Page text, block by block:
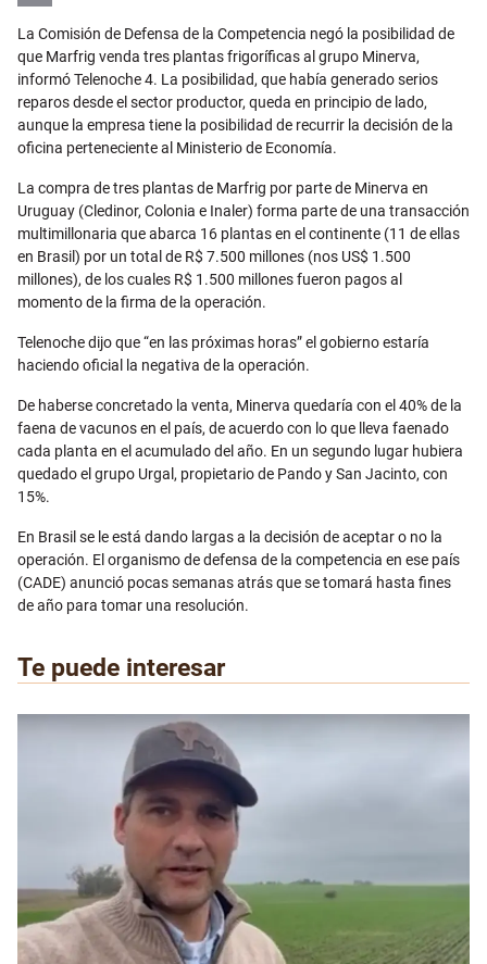
La Comisión de Defensa de la Competencia negó la posibilidad de
que Marfrig venda tres plantas frigoríficas al grupo Minerva,
informó Telenoche 4. La posibilidad, que había generado serios
reparos desde el sector productor, queda en principio de lado,
aunque la empresa tiene la posibilidad de recurrir la decisión de la
oficina perteneciente al Ministerio de Economía.
La compra de tres plantas de Marfrig por parte de Minerva en
Uruguay (Cledinor, Colonia e Inaler) forma parte de una transacción
multimillonaria que abarca 16 plantas en el continente (11 de ellas
en Brasil) por un total de R$ 7.500 millones (nos US$ 1.500
millones), de los cuales R$ 1.500 millones fueron pagos al
momento de la firma de la operación.
Telenoche dijo que “en las próximas horas” el gobierno estaría
haciendo oficial la negativa de la operación.
De haberse concretado la venta, Minerva quedaría con el 40% de la
faena de vacunos en el país, de acuerdo con lo que lleva faenado
cada planta en el acumulado del año. En un segundo lugar hubiera
quedado el grupo Urgal, propietario de Pando y San Jacinto, con
15%.
En Brasil se le está dando largas a la decisión de aceptar o no la
operación. El organismo de defensa de la competencia en ese país
(CADE) anunció pocas semanas atrás que se tomará hasta fines
de año para tomar una resolución.
Te puede interesar